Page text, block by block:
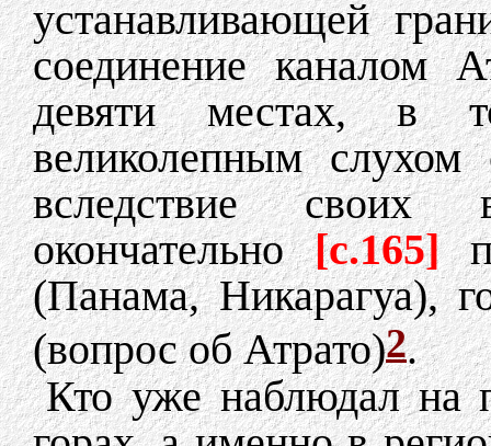
устанавливающей
соединение каналом
девяти местах, в
великолепным слухом
вследствие своих
окончательно[с.165]
(Панама, Никарагуа),
(вопрос об Атрато)2.
Кто уже наблюдал на